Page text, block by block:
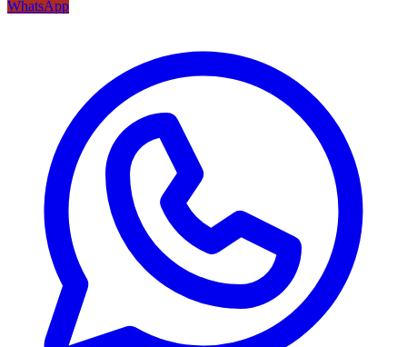
WhatsApp